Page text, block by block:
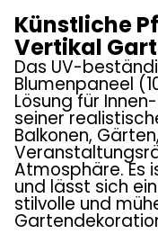
Künstliche
Vertikal
Das UV-
Blumenpaneel
Lösung für
seiner
Balkonen,
Atmosphäre. Es
und lässt sich
stilvolle und